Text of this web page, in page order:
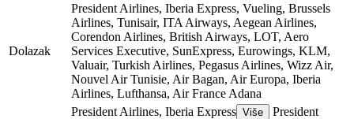
Dolazak
President Airlines, Iberia Express, Vueling, Brussels
Airlines, Tunisair, ITA Airways, Aegean Airlines,
Corendon Airlines, British Airways, LOT, Aero
Services Executive, SunExpress, Eurowings, KLM,
Valuair, Turkish Airlines, Pegasus Airlines, Wizz Air,
Nouvel Air Tunisie, Air Bagan, Air Europa, Iberia
Airlines, Lufthansa, Air France Adana
President Airlines, Iberia Express Više
President